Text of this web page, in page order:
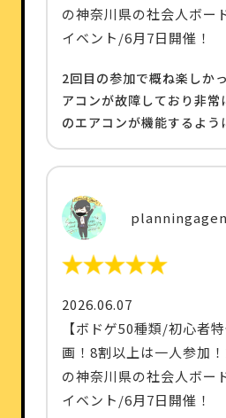
の神奈川県の社会人ボー
イベント/6月7日開催！
2回目の参加で概ね楽しか
アコンが故障しており非常
のエアコンが機能するよう
2026.06.07
【ボドゲ50種類/初心者
画！8割以上は一人参加
の神奈川県の社会人ボー
イベント/6月7日開催！